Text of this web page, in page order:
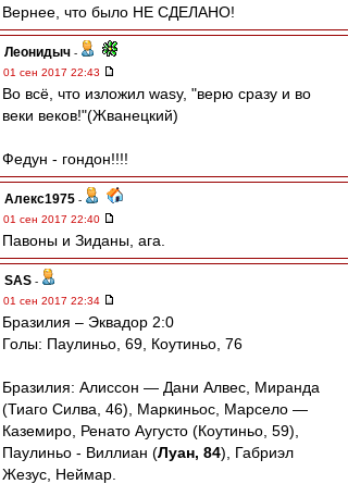
Вернее, что было НЕ СДЕЛАНО!
Леонидыч -
01 сен 2017 22:43
Во всё, что изложил wasy, "верю сразу и во
веки веков!"(Жванецкий)
Федун - гондон!!!!
Алекс1975 -
01 сен 2017 22:40
Павоны и Зиданы, ага.
SAS -
01 сен 2017 22:34
Бразилия – Эквадор 2:0
Голы: Паулиньо, 69, Коутиньо, 76
Бразилия: Алиссон — Дани Алвес, Миранда
(Тиаго Силва, 46), Маркиньос, Марсело —
Каземиро, Ренато Аугусто (Коутиньо, 59),
Паулиньо - Виллиан (Луан, 84), Габриэл
Жезус, Неймар.